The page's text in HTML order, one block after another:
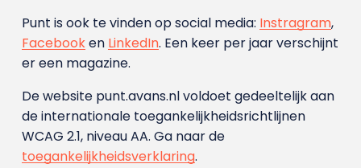
Punt is ook te vinden op social media: Instragram,
Facebooken LinkedIn. Een keer per jaar verschijnt
er een magazine.
De website punt.avans.nl voldoet gedeeltelijk aan
de internationale toegankelijkheidsrichtlijnen
WCAG 2.1, niveau AA. Ga naar de
toegankelijkheidsverklaring.